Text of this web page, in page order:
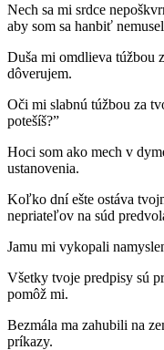
Nech sa mi srdce
aby som sa hanbiť
Duša mi omdlieva túžbou
dôverujem.
Oči mi slabnú túžbou za
potešíš?”
Hoci som ako mech v
ustanovenia.
Koľko dní ešte ostáva
nepriateľov na súd
Jamu mi vykopali
Všetky tvoje predpisy sú
pomôž mi.
Bezmála ma zahubili na
príkazy.